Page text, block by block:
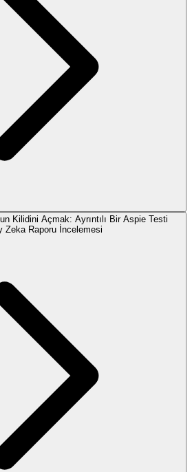
Kilidini Açmak: Ayrıntılı Bir Aspie Testi
Zeka Raporu İncelemesi